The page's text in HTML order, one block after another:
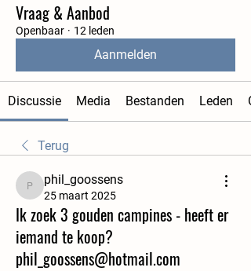
Vraag & Aanbod
Openbaar · 12 leden
Aanmelden
Discussie Media Bestanden Leden
Terug
phil_goossens
phil_goossens
25 maart 2025
Ik zoek 3 gouden campines - heeft er
iemand te koop?
phil_goossens@hotmail.com